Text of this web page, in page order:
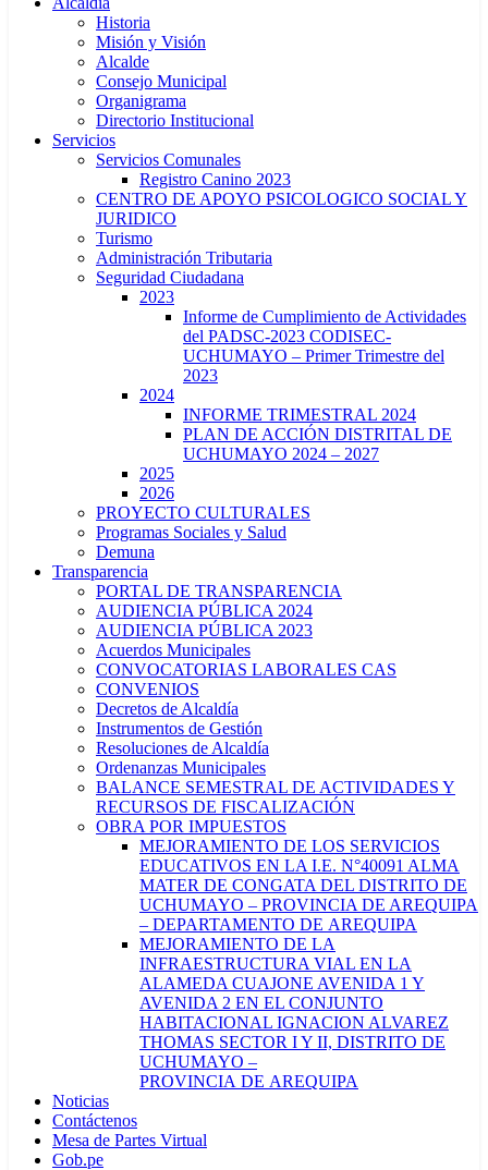
Historia
Misión y Visión
Alcalde
Consejo Municipal
Organigrama
Directorio Institucional
Servicios
Servicios Comunales
Registro Canino 2023
CENTRO DE APOYO PSICOLOGICO SOCIAL Y
JURIDICO
Turismo
Administración Tributaria
Seguridad Ciudadana
2023
Informe de Cumplimiento de Actividades
del PADSC-2023 CODISEC-
UCHUMAYO – Primer Trimestre del
2023
2024
INFORME TRIMESTRAL 2024
PLAN DE ACCIÓN DISTRITAL DE
UCHUMAYO 2024 – 2027
2025
2026
PROYECTO CULTURALES
Programas Sociales y Salud
Demuna
Transparencia
PORTAL DE TRANSPARENCIA
AUDIENCIA PÚBLICA 2024
AUDIENCIA PÚBLICA 2023
Acuerdos Municipales
CONVOCATORIAS LABORALES CAS
CONVENIOS
Decretos de Alcaldía
Instrumentos de Gestión
Resoluciones de Alcaldía
Ordenanzas Municipales
BALANCE SEMESTRAL DE ACTIVIDADES Y
RECURSOS DE FISCALIZACIÓN
OBRA POR IMPUESTOS
MEJORAMIENTO DE LOS SERVICIOS
EDUCATIVOS EN LA I.E. N°40091 ALMA
MATER DE CONGATA DEL DISTRITO DE
UCHUMAYO – PROVINCIA DE AREQUIPA
– DEPARTAMENTO DE AREQUIPA
MEJORAMIENTO DE LA
INFRAESTRUCTURA VIAL EN LA
ALAMEDA CUAJONE AVENIDA 1 Y
AVENIDA 2 EN EL CONJUNTO
HABITACIONAL IGNACION ALVAREZ
THOMAS SECTOR I Y II, DISTRITO DE
UCHUMAYO –
PROVINCIA DE AREQUIPA
Noticias
Contáctenos
Mesa de Partes Virtual
Gob.pe